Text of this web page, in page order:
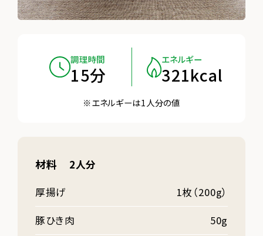
調理時間
15分
エネルギー
321kcal
※エネルギーは1人分の値
材料
2人分
厚揚げ
1枚（200g）
豚ひき肉
50g